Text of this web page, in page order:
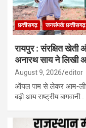
छत्तीसगढ़ जनसंपर्क छत्तीसगढ़
रायपुर : संरक्षित
अनारथ साय ने लिखी
August 9, 2026 editor
ऑयल पाम से लेकर आम-
बढ़ी आय राष्ट्रीय बागवानी…